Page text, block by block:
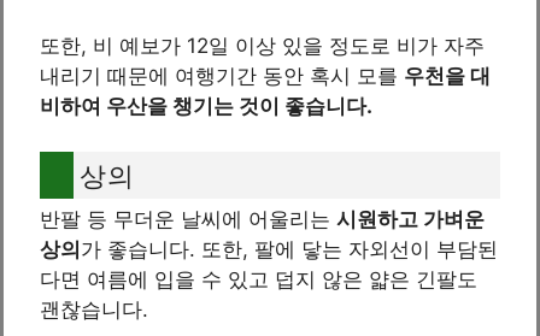
또한, 비 예보가 12일 이상 있을 정도로 비가 자주
내리기 때문에 여행기간 동안 혹시 모를 우천을 대
비하여 우산을 챙기는 것이 좋습니다.
상의
반팔 등 무더운 날씨에 어울리는 시원하고 가벼운
상의 가 좋습니다. 또한, 팔에 닿는 자외선이 부담된
다면 여름에 입을 수 있고 덥지 않은 얇은 긴팔도
괜찮습니다.